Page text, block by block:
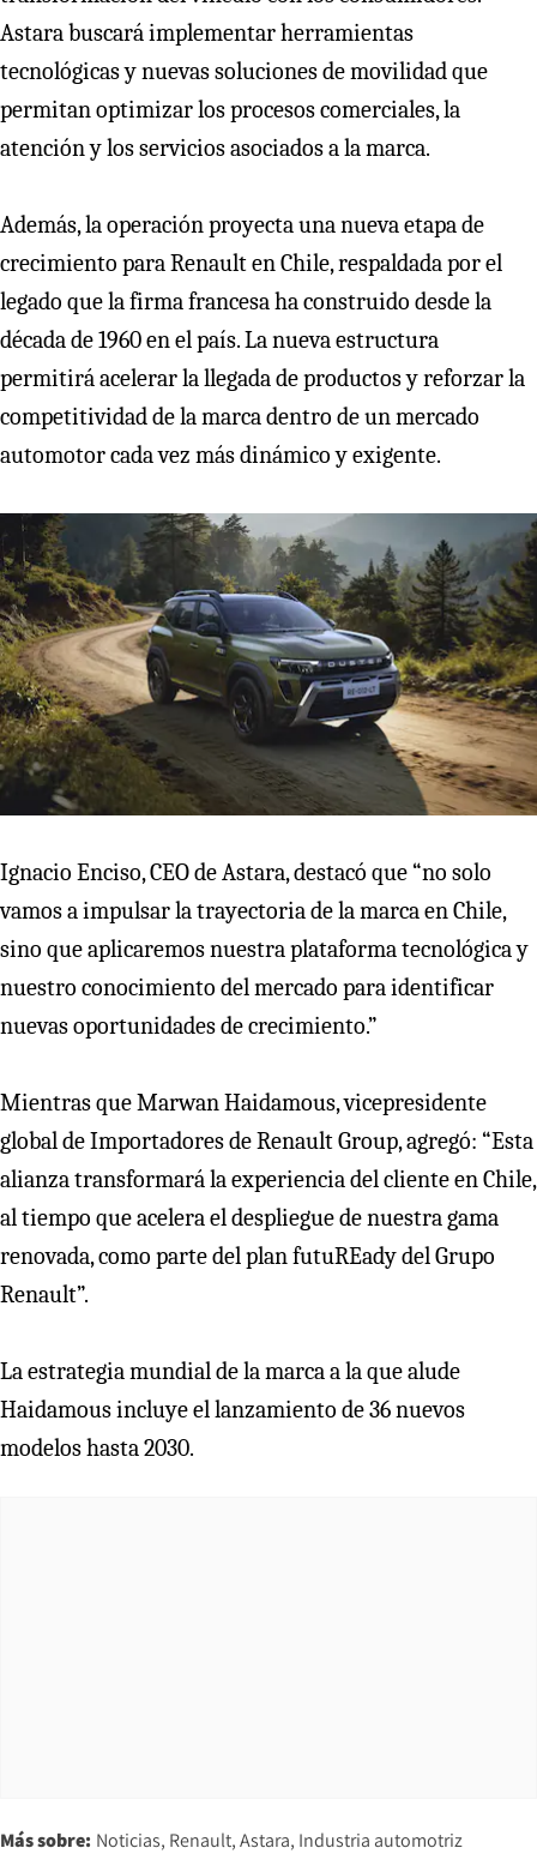
Astara buscará implementar herramientas
tecnológicas y nuevas soluciones de movilidad que
permitan optimizar los procesos comerciales, la
atención y los servicios asociados a la marca.
Además, la operación proyecta una nueva etapa de
crecimiento para Renault en Chile, respaldada por el
legado que la firma francesa ha construido desde la
década de 1960 en el país. La nueva estructura
permitirá acelerar la llegada de productos y reforzar la
competitividad de la marca dentro de un mercado
automotor cada vez más dinámico y exigente.
Ignacio Enciso, CEO de Astara, destacó que “no solo
vamos a impulsar la trayectoria de la marca en Chile,
sino que aplicaremos nuestra plataforma tecnológica y
nuestro conocimiento del mercado para identificar
nuevas oportunidades de crecimiento.”
Mientras que Marwan Haidamous, vicepresidente
global de Importadores de Renault Group, agregó: “Esta
alianza transformará la experiencia del cliente en Chile,
al tiempo que acelera el despliegue de nuestra gama
renovada, como parte del plan futuREady del Grupo
Renault”.
La estrategia mundial de la marca a la que alude
Haidamous incluye el lanzamiento de 36 nuevos
modelos hasta 2030.
Más sobre: Noticias Renault Astara Industria automotriz